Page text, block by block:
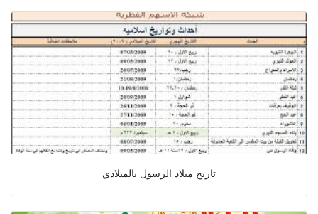
تاريخ ميلاد الرسول بالميلادي